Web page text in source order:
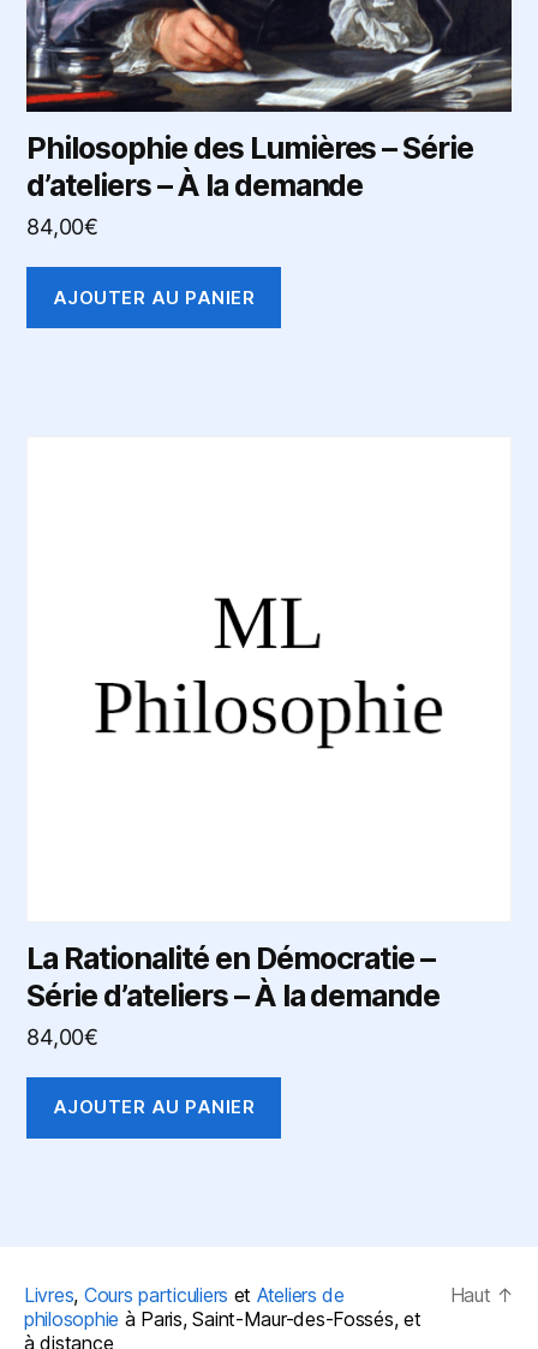
Philosophie des Lumières – Série
d’ateliers – À la demande
84,00€
AJOUTER AU PANIER
La Rationalité en Démocratie –
Série d’ateliers – À la demande
84,00€
AJOUTER AU PANIER
Livres, Cours particuliers et Ateliers de
philosophie à Paris, Saint-Maur-des-Fossés, et
à distance
Haut ↑